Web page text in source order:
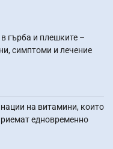
гърба и плешките –
симптоми и лечение
на витамини, които
едновременно